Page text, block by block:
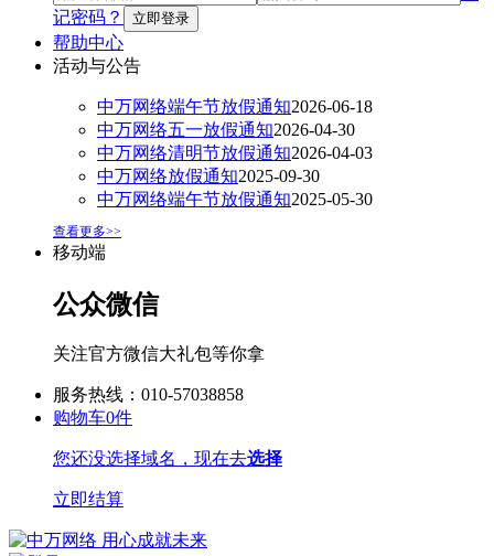
记密码？
帮助中心
活动与公告
中万网络端午节放假通知2026-06-18
中万网络五一放假通知2026-04-30
中万网络清明节放假通知2026-04-03
中万网络放假通知2025-09-30
中万网络端午节放假通知2025-05-30
查看更多>>
移动端
公众微信
关注官方微信大礼包等你拿
服务热线：010-57038858
购物车0件
您还没选择域名，现在去选择
立即结算